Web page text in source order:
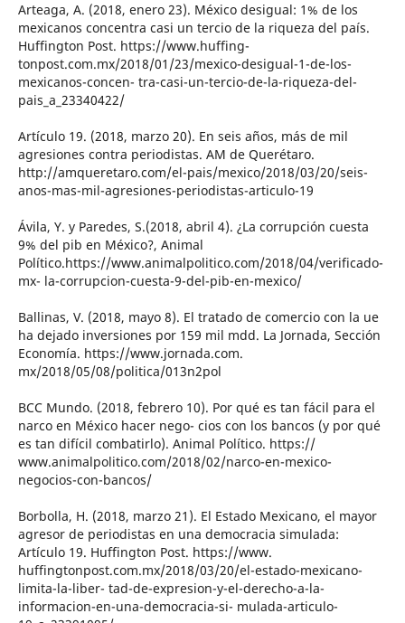
Arteaga, A. (2018, enero 23). México desigual: 1% de los
mexicanos concentra casi un tercio de la riqueza del país.
Huffington Post. https://www.huffing-
tonpost.com.mx/2018/01/23/mexico-desigual-1-de-los-
mexicanos-concen- tra-casi-un-tercio-de-la-riqueza-del-
pais_a_23340422/
Artículo 19. (2018, marzo 20). En seis años, más de mil
agresiones contra periodistas. AM de Querétaro.
http://amqueretaro.com/el-pais/mexico/2018/03/20/seis-
anos-mas-mil-agresiones-periodistas-articulo-19
Ávila, Y. y Paredes, S.(2018, abril 4). ¿La corrupción cuesta
9% del pib en México?, Animal
Político.https://www.animalpolitico.com/2018/04/verificado-
mx- la-corrupcion-cuesta-9-del-pib-en-mexico/
Ballinas, V. (2018, mayo 8). El tratado de comercio con la ue
ha dejado inversiones por 159 mil mdd. La Jornada, Sección
Economía. https://www.jornada.com.
mx/2018/05/08/politica/013n2pol
BCC Mundo. (2018, febrero 10). Por qué es tan fácil para el
narco en México hacer nego- cios con los bancos (y por qué
es tan difícil combatirlo). Animal Político. https://
www.animalpolitico.com/2018/02/narco-en-mexico-
negocios-con-bancos/
Borbolla, H. (2018, marzo 21). El Estado Mexicano, el mayor
agresor de periodistas en una democracia simulada:
Artículo 19. Huffington Post. https://www.
huffingtonpost.com.mx/2018/03/20/el-estado-mexicano-
limita-la-liber- tad-de-expresion-y-el-derecho-a-la-
informacion-en-una-democracia-si- mulada-articulo-